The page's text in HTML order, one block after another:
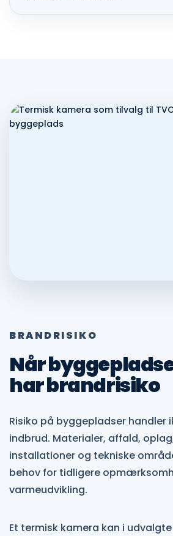
BRANDRISIKO
Når
har brandrisiko
Risiko på byggepladser handler
indbrud. Materialer, affald,
installationer og tekniske
behov for tidligere
varmeudvikling.
Et termisk kamera kan i